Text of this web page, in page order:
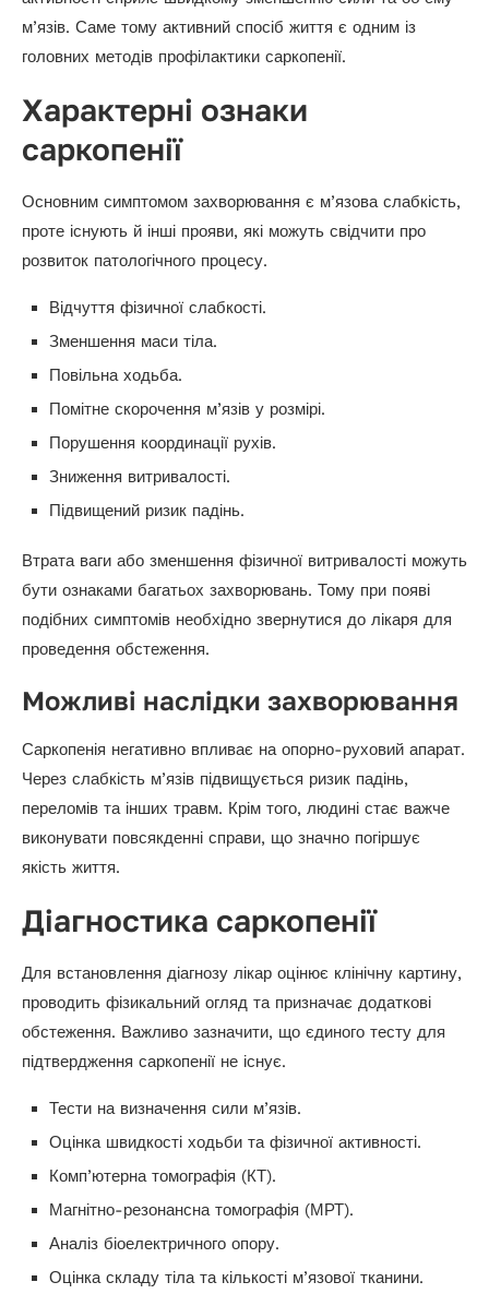
м’язів. Саме тому активний спосіб життя є одним із
головних методів профілактики саркопенії.
Характерні ознаки
саркопенії
Основним симптомом захворювання є м’язова слабкість,
проте існують й інші прояви, які можуть свідчити про
розвиток патологічного процесу.
Відчуття фізичної слабкості.
Зменшення маси тіла.
Повільна ходьба.
Помітне скорочення м’язів у розмірі.
Порушення координації рухів.
Зниження витривалості.
Підвищений ризик падінь.
Втрата ваги або зменшення фізичної витривалості можуть
бути ознаками багатьох захворювань. Тому при появі
подібних симптомів необхідно звернутися до лікаря для
проведення обстеження.
Можливі наслідки захворювання
Саркопенія негативно впливає на опорно-руховий апарат.
Через слабкість м’язів підвищується ризик падінь,
переломів та інших травм. Крім того, людині стає важче
виконувати повсякденні справи, що значно погіршує
якість життя.
Діагностика саркопенії
Для встановлення діагнозу лікар оцінює клінічну картину,
проводить фізикальний огляд та призначає додаткові
обстеження. Важливо зазначити, що єдиного тесту для
підтвердження саркопенії не існує.
Тести на визначення сили м’язів.
Оцінка швидкості ходьби та фізичної активності.
Комп’ютерна томографія (КТ).
Магнітно-резонансна томографія (МРТ).
Аналіз біоелектричного опору.
Оцінка складу тіла та кількості м’язової тканини.